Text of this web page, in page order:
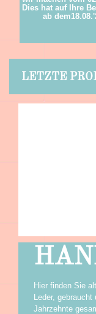
Dies hat auf Ihre
ab
LETZTE
Hier finden Sie
Leder,
Jahrzehnte